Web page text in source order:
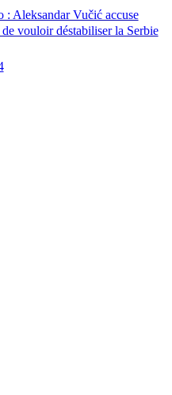
: Aleksandar Vučić accuse
vouloir déstabiliser la Serbie